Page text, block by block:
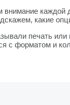
каждой
какие
печать
с форматом и